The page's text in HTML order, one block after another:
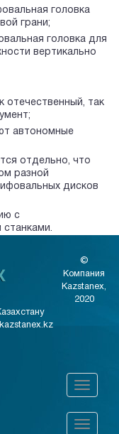
головка
грани;
головка для
вертикально
отечественный, так
автономные
отдельно, что
разной
дисков
с
©
Компания
Kazstanex,
2020